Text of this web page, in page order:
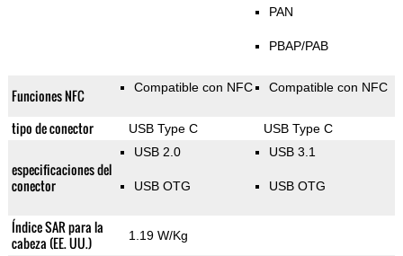
PAN
PBAP/PAB
Funciones NFC Compatible con NFC Compatible con NFC
tipo de conector USB Type C USB Type C
especificaciones del
conector
USB 2.0
USB OTG
USB 3.1
USB OTG
Índice SAR para la
cabeza (EE. UU.)
1.19 W/Kg